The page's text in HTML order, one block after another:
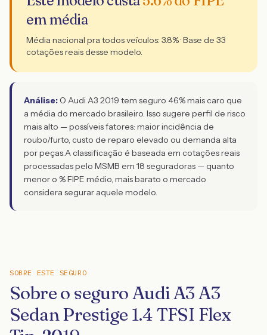
em média
Média nacional pra todos veículos: 3.8% · Base de 33
cotações reais desse modelo.
Análise: O Audi A3 2019 tem seguro 46% mais caro que
a média do mercado brasileiro. Isso sugere perfil de risco
mais alto — possíveis fatores: maior incidência de
roubo/furto, custo de reparo elevado ou demanda alta
por peças.A classificação é baseada em cotações reais
processadas pelo MSMB em 18 seguradoras — quanto
menor o % FIPE médio, mais barato o mercado
considera segurar aquele modelo.
SOBRE ESTE SEGURO
Sobre o seguro Audi A3 A3
Sedan Prestige 1.4 TFSI Flex